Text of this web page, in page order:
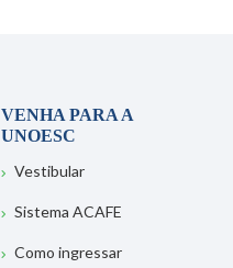
VENHA PARA A
UNOESC
Vestibular
Sistema ACAFE
Como ingressar